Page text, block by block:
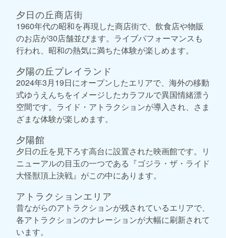
夕日の丘商店街
1960年代の昭和を再現した商店街で、飲食店や物販
のお店が30店舗並びます。ライブパフォーマンスも
行われ、昭和の熱気に満ちた体験が楽しめます。
夕陽の丘プレイランド
2024年3月19日にオープンしたエリアで、海外の移動
式ゆうえんちをイメージしたカラフルで異国情緒漂う
空間です。ライド・アトラクションが導入され、さま
ざまな体験が楽しめます。
夕陽館
夕日の丘を見下ろす高台に設置された映画館です。リ
ニューアルの目玉の一つである『ゴジラ・ザ・ライド
大怪獣頂上決戦』がこの中にあります。
アトラクションエリア
昔ながらのアトラクションが残されているエリアで、
各アトラクションのナレーションが大幅に刷新されて
います。